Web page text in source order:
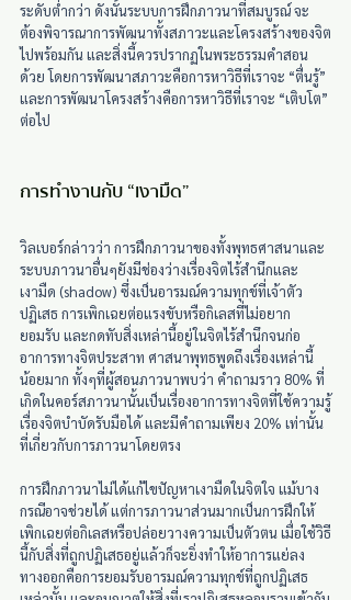
ระดับต่ำกว่า ดังนั้นระบบการฝึกภาวนาที่สมบูรณ์ จะ
ต้องพิจารณาการพัฒนาทั้งสภาวะและโครงสร้างของจิต
ไปพร้อมกัน และสิ่งนี้ควรปรากฏในพระธรรมคำสอน
ด้วย โดยการพัฒนาสภาวะคือการหาวิธีที่เราจะ “ตื่นรู้”
และการพัฒนาโครงสร้างคือการหาวิธีที่เราจะ “เติบโต”
ต่อไป
การทำงานกับ “เงามืด”
วิลเบอร์กล่าวว่า การฝึกภาวนาของทั้งพุทธศาสนาและ
ระบบภาวนาอื่นๆยังมีช่องว่างเรื่องจิตไร้สำนึกและ
เงามืด (shadow) ซึ่งเป็นอารมณ์ความทุกข์ที่เจ้าตัว
ปฏิเสธ การเพิกเฉยต่อแรงขับหรือกิเลสที่ไม่อยาก
ยอมรับ และกดทับสิ่งเหล่านี้อยู่ในจิตไร้สำนึกจนก่อ
อาการทางจิตประสาท ศาสนาพุทธพูดถึงเรื่องเหล่านี้
น้อยมาก ทั้งๆที่ผู้สอนภาวนาพบว่า คำถามราว 80% ที่
เกิดในคอร์สภาวนานั้นเป็นเรื่องอาการทางจิตที่ใช้ความรู้
เรื่องจิตบำบัดรับมือได้ และมีคำถามเพียง 20% เท่านั้น
ที่เกี่ยวกับการภาวนาโดยตรง
การฝึกภาวนาไม่ได้แก้ไขปัญหาเงามืดในจิตใจ แม้บาง
กรณีอาจช่วยได้ แต่การภาวนาส่วนมากเป็นการฝึกให้
เพิกเฉยต่อกิเลสหรือปล่อยวางความเป็นตัวตน เมื่อใช้วิธี
นี้กับสิ่งที่ถูกปฏิเสธอยู่แล้วก็จะยิ่งทำให้อาการแย่ลง
ทางออกคือการยอมรับอารมณ์ความทุกข์ที่ถูกปฏิเสธ